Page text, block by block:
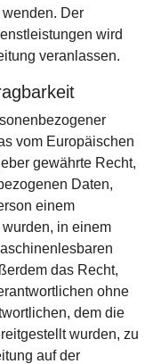
Der
wird
veranlassen.
vom Europäischen
gewährte Recht,
Daten,
einem
in einem
das Recht,
ohne
dem die
wurden, zu
auf der